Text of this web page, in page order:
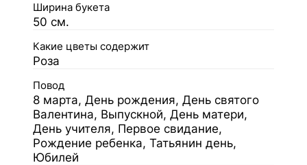
Ширина букета
50 см.
Какие цветы содержит
Роза
Повод
8 марта, День рождения, День святого
Валентина, Выпускной, День матери,
День учителя, Первое свидание,
Рождение ребенка, Татьянин день,
Юбилей